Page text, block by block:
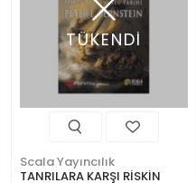
TÜKENDİ
Scala Yayıncılık
TANRILARA KARŞI RİSKİN